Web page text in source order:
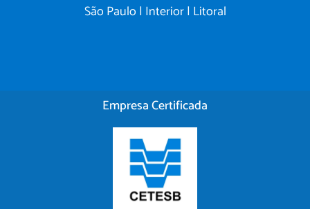
São Paulo | Interior | Litoral
Empresa Certificada